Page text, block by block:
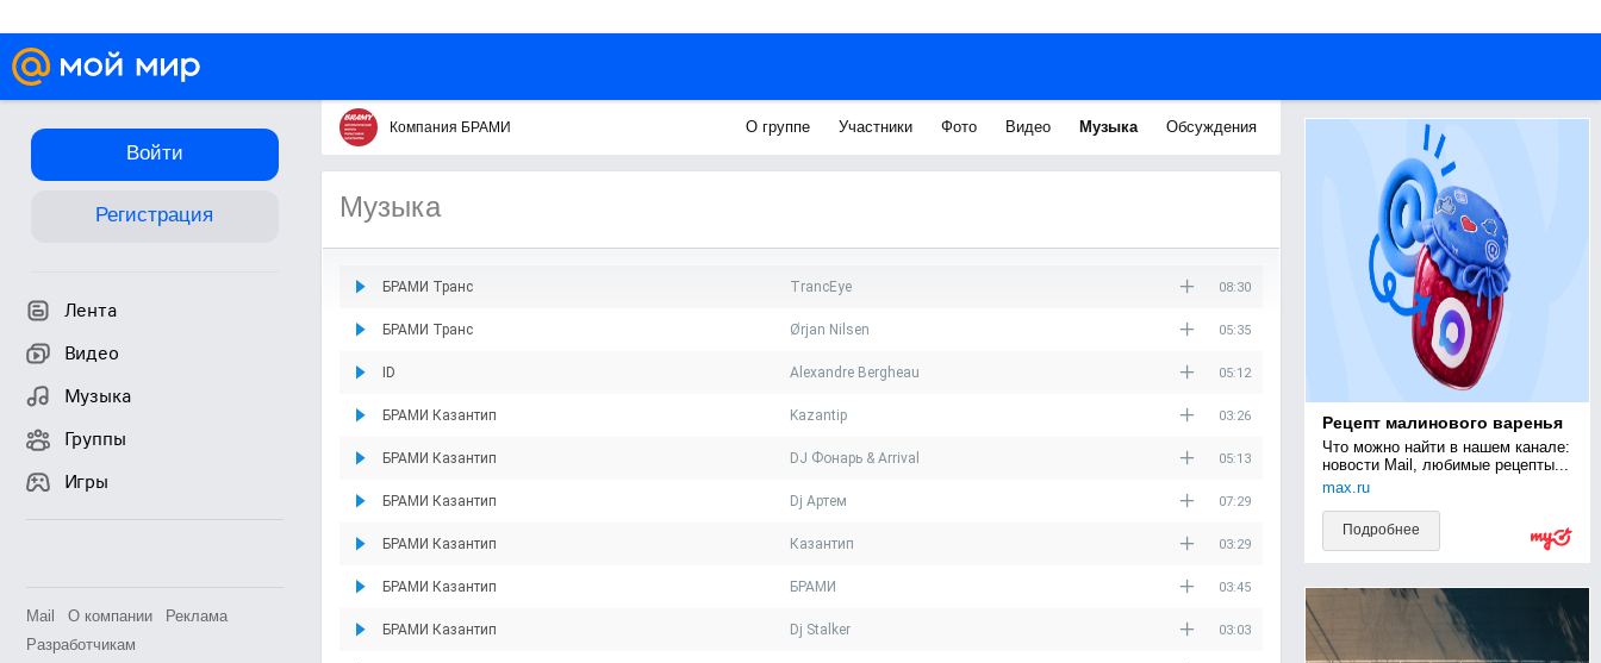
Войти
Регистрация
Лента
Видео
Музыка
Группы
Игры
Mail О компании
Реклама
Разработчикам
Компания БРАМИ О группе Участники Фото Видео Музыка Обсуждения
Музыка
08:30
БРАМИ Транс TrancEye
05:35
БРАМИ Транс Ørjan Nilsen
05:12
ID Alexandre Bergheau
03:26
БРАМИ Казантип Kazantip
05:13
БРАМИ Казантип DJ Фонарь & Arrival
07:29
БРАМИ Казантип Dj Артем
03:29
БРАМИ Казантип Казантип
03:45
БРАМИ Казантип БРАМИ
03:03
БРАМИ Казантип Dj Stalker
Рецепт малинового варенья
Что можно найти в нашем канале:
новости Mail, любимые рецепты...
max.ru
Подробнее